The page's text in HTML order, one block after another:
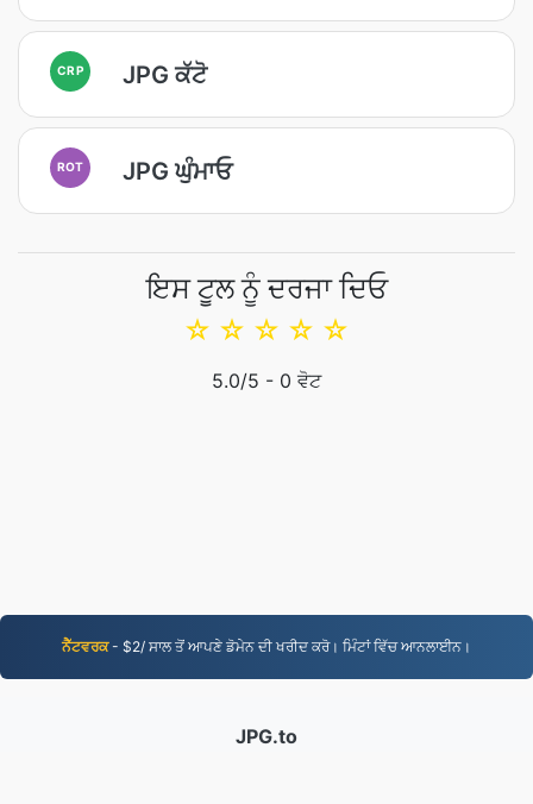
CRP JPG ਕੱਟੋ
ROT JPG ਘੁੰਮਾਓ
ਇਸ ਟੂਲ ਨੂੰ ਦਰਜਾ ਦਿਓ
☆
☆
☆
☆
☆
5.0/5 - 0 ਵੋਟ
ਨੈੱਟਵਰਕ- $2/ ਸਾਲ ਤੋਂ ਆਪਣੇ ਡੋਮੇਨ ਦੀ ਖਰੀਦ ਕਰੋ। ਮਿੰਟਾਂ ਵਿੱਚ ਆਨਲਾਈਨ।
JPG.to